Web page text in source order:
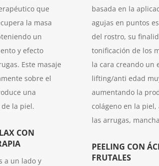
que
la masa
un
y efecto
Este masaje
sobre el
una
la piel.
CON
a un lado y
basada en la
agujas en puntos
del rostro, su
tonificación de los
la cara creando un
lifting/anti edad
aumentando la
colágeno en la
las arrugas,
PEELING CON
FRUTALES